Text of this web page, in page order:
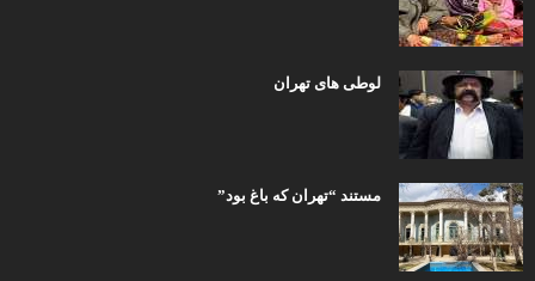
لوطی های تهران
مستند “تهران که باغ بود”